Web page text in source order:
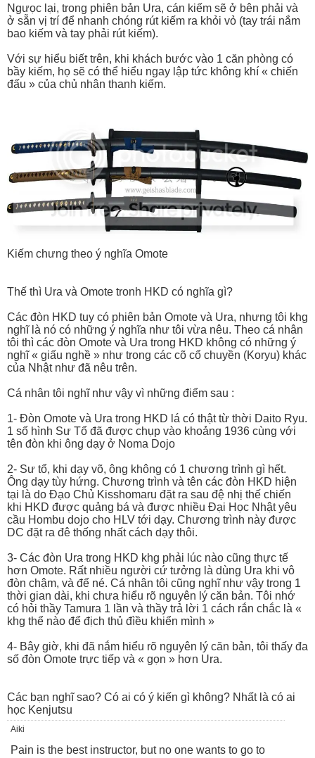
Ngưọc lại, trong phiên bản Ura, cán kiếm sẽ ở bên phải và
ở sẵn vị trí để nhanh chóng rút kiếm ra khỏi vỏ (tay trái nắm
bao kiếm và tay phải rút kiếm).
Với sự hiểu biết trên, khi khách bước vào 1 căn phòng có
bầy kiếm, họ sẽ có thể hiểu ngay lập tức không khí « chiến
đấu » của chủ nhân thanh kiếm.
Kiếm chưng theo ý nghĩa Omote
Thế thì Ura và Omote tronh HKD có nghĩa gì?
Các đòn HKD tuy có phiên bản Omote và Ura, nhưng tôi khg
nghĩ là nó có những ý nghĩa như tôi vừa nêu. Theo cá nhân
tôi thì các đòn Omote và Ura trong HKD không có những ý
nghĩ « giấu nghề » như trong các cõ cổ chuyền (Koryu) khác
của Nhật như đã nêu trên.
Cá nhân tôi nghĩ như vậy vì những điểm sau :
1- Đòn Omote và Ura trong HKD lá có thật từ thời Daito Ryu.
1 số hình Sư Tổ đã được chụp vào khoảng 1936 cùng với
tên đòn khi ông dạy ở Noma Dojo
2- Sư tổ, khi dạy võ, ông không có 1 chương trình gì hết.
Ông dạy tùy hứng. Chương trình và tên các đòn HKD hiện
tại là do Đạo Chủ Kisshomaru đặt ra sau đệ nhị thế chiến
khi HKD được quảng bá và được nhiều Đại Học Nhật yêu
cầu Hombu dojo cho HLV tới dạy. Chương trình này được
DC đặt ra đê thống nhất cách dạy thôi.
3- Các đòn Ura trong HKD khg phải lúc nào cũng thực tế
hơn Omote. Rất nhiều người cứ tưởng là dùng Ura khi vô
đòn chậm, và để né. Cá nhân tôi cũng nghĩ như vậy trong 1
thời gian dài, khi chưa hiểu rõ nguyên lý căn bản. Tôi nhớ
có hỏi thầy Tamura 1 lần và thầy trả lời 1 cách rắn chắc là «
khg thể nào để địch thủ đìều khiển mình »
4- Bây giờ, khi đã nắm hiểu rõ nguyên lý căn bản, tôi thấy đa
số đòn Omote trực tiếp và « gọn » hơn Ura.
Các bạn nghĩ sao? Có ai có ý kiến gì không? Nhất là có ai
học Kenjutsu
Aiki
Pain is the best instructor, but no one wants to go to